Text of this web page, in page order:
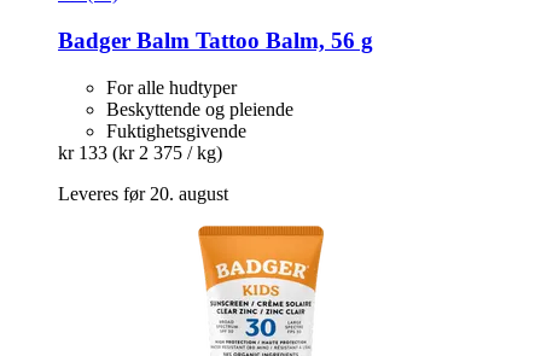
Badger Balm Tattoo Balm, 56 g
For alle hudtyper
Beskyttende og pleiende
Fuktighetsgivende
kr 133 (kr 2 375 / kg)
Leveres før 20. august